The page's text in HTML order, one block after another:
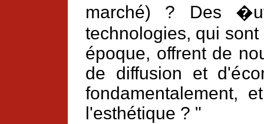
marché) ? Des
technologies, qui
époque, offrent de
de diffusion et
fondamentalement,
l'esthétique ? "